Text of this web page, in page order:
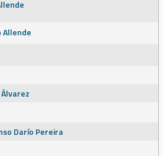
Allende
Álvarez
Darío Pereira